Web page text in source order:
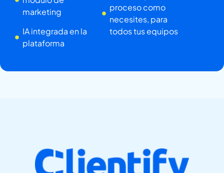
marketing
IA integrada en la
plataforma
proceso como
necesites, para
todos tus equipos